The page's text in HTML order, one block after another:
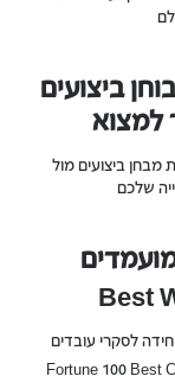
ביצועים
למצוא
ביצועים מול
שלכם
לסקרי עובדים